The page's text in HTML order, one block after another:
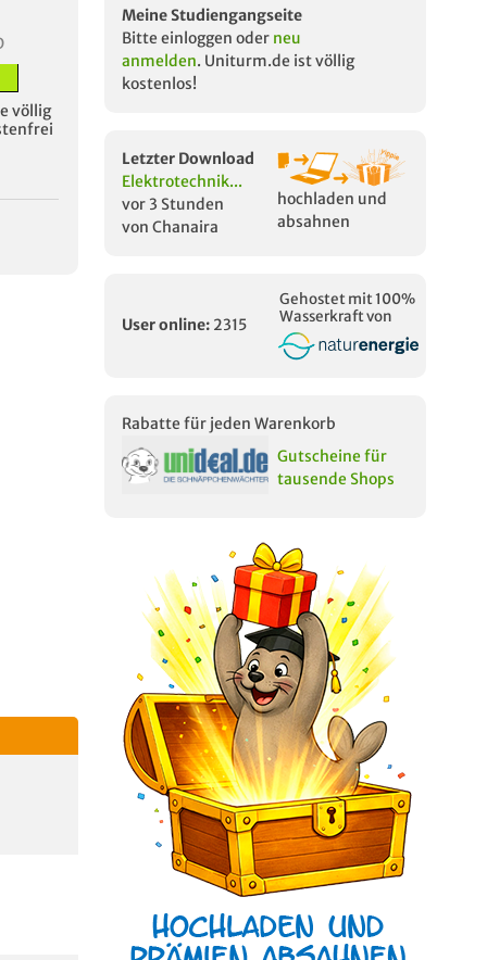
völlig
Meine Studiengangseite
Bitte einloggen oder neu
anmelden. Uniturm.de ist völlig
kostenlos!
Letzter Download
Elektrotechnik...
vor 3 Stunden
von Chanaira
hochladen und
absahnen
User online: 2315
Gehostet mit 100%
Wasserkraft von
Rabatte für jeden Warenkorb
Gutscheine für
tausende Shops